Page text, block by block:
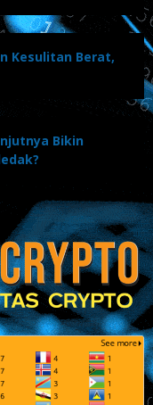
Kesulitan Berat,
Bikin